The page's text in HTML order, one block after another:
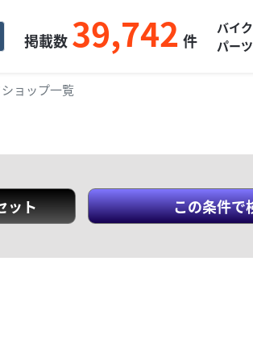
掲載数 39,742 件
バイク
パーツ
ョップ一覧
ット この条件で